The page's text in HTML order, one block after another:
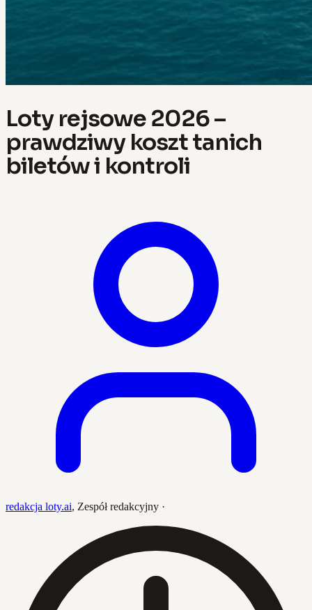
Loty rejsowe 2026 –
prawdziwy koszt tanich
biletów i kontroli
redakcja loty.ai, Zespół redakcyjny ·